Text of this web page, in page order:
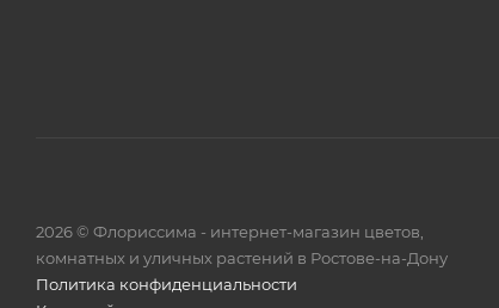
2026 © Флориссима - интернет-магазин цветов,
комнатных и уличных растений в Ростове-на-Дону
Политика конфиденциальности